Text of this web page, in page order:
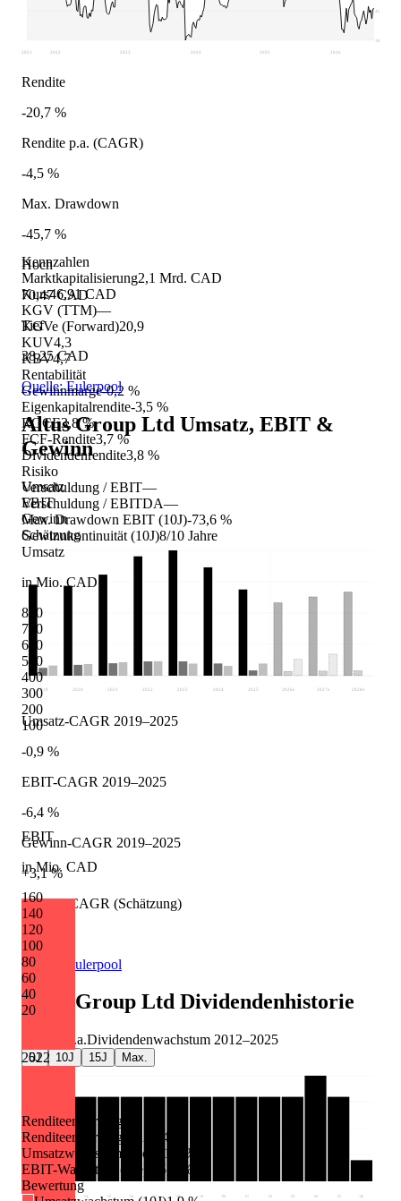
Kennzahlen
Marktkapitalisierung2,1 Mrd. CAD
Kurs46,91 CAD
KGV (TTM)—
KGVe (Forward)20,9
KUV4,3
KBV4,7
Rentabilität
Gewinnmarge-0,2 %
Eigenkapitalrendite-3,5 %
ROCE3,8 %
FCF-Rendite3,7 %
Dividendenrendite3,8 %
Risiko
Verschuldung / EBIT—
Verschuldung / EBITDA—
Max. Drawdown EBIT (10J)-73,6 %
Gewinnkontinuität (10J)8/10 Jahre
Umsatz
in Mio. CAD
800
700
600
500
400
300
200
100
2022
EBIT
in Mio. CAD
160
140
120
100
80
60
40
20
Renditeerwartung
Renditeerwartung p.a.
-5,4 %
Umsatzwachstum (3Je)
-11,9 %
EBIT-Wachstum (3Je)
-25,9 %
Bewertung
38,25
46,31
2021 2022 2023 2024 2025 2026
Rendite
-20,7 %
Rendite p.a. (CAGR)
-4,5 %
Max. Drawdown
-45,7 %
Hoch
70,47 CAD
Tief
38,25 CAD
Quelle: Eulerpool
Altus Group Ltd Umsatz, EBIT &
Gewinn
Umsatz
EBIT
Gewinn
Schätzung
2019 2020 2021 2022 2023 2024 2025 2026 e 2027 e 2028 e
Umsatz-CAGR 2019–2025
-0,9 %
EBIT-CAGR 2019–2025
-6,4 %
Gewinn-CAGR 2019–2025
+3,1 %
Umsatz-CAGR (Schätzung)
-0,9 %
Quelle: Eulerpool
Altus Group Ltd Dividendenhistorie
p.a.Dividendenwachstum 2012–2025
5J 10J 15J Max.
'12 '14 '16 '17 '18 '20 '21 '22 '23 '24 '25 '26